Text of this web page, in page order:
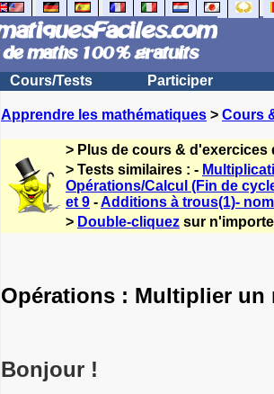
Cours/Tests Participer
Apprendre les mathématiques > Cours
> Plus de cours & d'exercices
> Tests similaires : -
Opérations/Calcul (Fin de
et 9 -Additions à trous(1)-
> Double-cliquez sur
Opérations : Multiplier un
Bonjour !